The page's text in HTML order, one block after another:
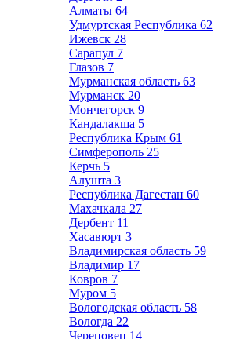
Алматы 64
Удмуртская Республика 62
Ижевск 28
Сарапул 7
Глазов 7
Мурманская область 63
Мурманск 20
Мончегорск 9
Кандалакша 5
Республика Крым 61
Симферополь 25
Керчь 5
Алушта 3
Республика Дагестан 60
Махачкала 27
Дербент 11
Хасавюрт 3
Владимирская область 59
Владимир 17
Ковров 7
Муром 5
Вологодская область 58
Вологда 22
Череповец 14